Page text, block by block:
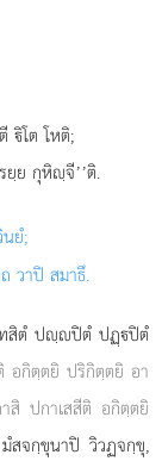
ิโต โหติ;
ยฺย กุหิฺจี’’ติ.
ยํ;
วาปิ สมาธึ.
สิตํ ปฺปิตํ ปฏฺปิตํ
อกิตฺตยิ ปริกิตฺตยิ อา
สิ ปกาเสสีติ อกิตฺตยิ
จกฺขุนาปิ วิวฏจกฺขุ,